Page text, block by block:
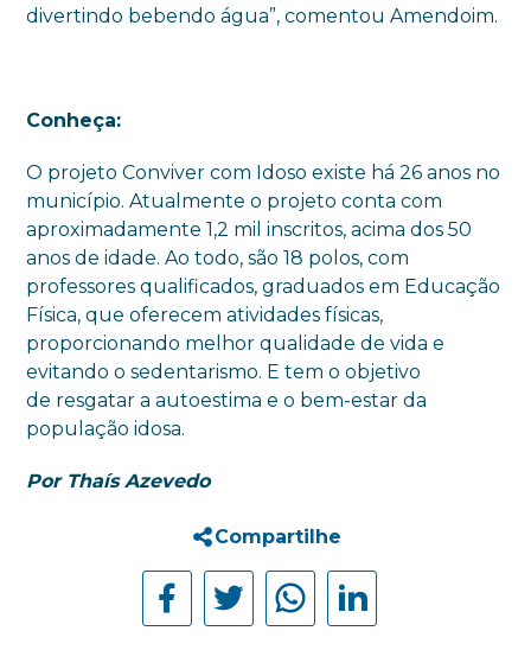
divertindo bebendo água”, comentou Amendoim.
Conheça:
O projeto Conviver com Idoso existe há 26 anos no
município. Atualmente o projeto conta com
aproximadamente 1,2 mil inscritos, acima dos 50
anos de idade. Ao todo, são 18 polos, com
professores qualificados, graduados em Educação
Física, que oferecem atividades físicas,
proporcionando melhor qualidade de vida e
evitando o sedentarismo. E tem o objetivo
de resgatar a autoestima e o bem-estar da
população idosa.
Por Thaís Azevedo
Compartilhe